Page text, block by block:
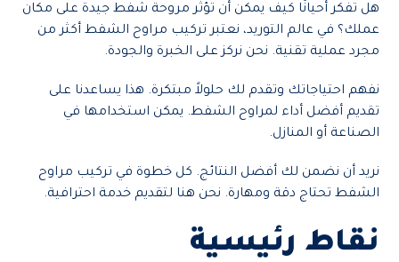
هل تفكر أحيانًا كيف يمكن أن تؤثر مروحة شفط جيدة على مكان
عملك؟ في عالم التوريد، نعتبر تركيب مراوح الشفط أكثر من
مجرد عملية تقنية. نحن نركز على الخبرة والجودة.
نفهم احتياجاتك وتقدم لك حلولاً مبتكرة. هذا يساعدنا على
تقديم أفضل أداء لمراوح الشفط. يمكن استخدامها في
الصناعة أو المنازل.
نريد أن نضمن لك أفضل النتائج. كل خطوة في تركيب مراوح
الشفط تحتاج دقة ومهارة. نحن هنا لتقديم خدمة احترافية.
نقاط رئيسية